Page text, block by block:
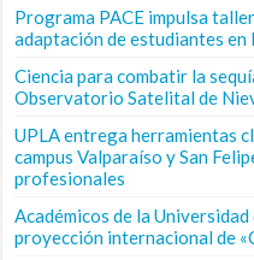
Programa PACE impulsa
adaptación de estudiantes en
Ciencia para combatir la
Observatorio Satelital de
UPLA entrega herramientas
campus Valparaíso y San
profesionales
Académicos de la
proyección internacional de